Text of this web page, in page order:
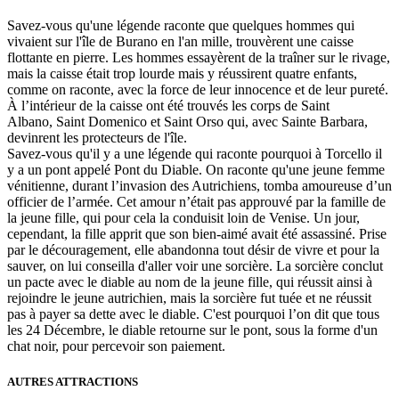
Savez-vous qu'une légende raconte que quelques hommes qui
vivaient sur l'île de Burano en l'an mille, trouvèrent une caisse
flottante en pierre. Les hommes essayèrent de la traîner sur le rivage,
mais la caisse était trop lourde mais y réussirent quatre enfants,
comme on raconte, avec la force de leur innocence et de leur pureté.
À l’intérieur de la caisse ont été trouvés les corps de Saint
Albano, Saint Domenico et Saint Orso qui, avec Sainte Barbara,
devinrent les protecteurs de l'île.
Savez-vous qu'il y a une légende qui raconte pourquoi à Torcello il
y a un pont appelé Pont du Diable. On raconte qu'une jeune femme
vénitienne, durant l’invasion des Autrichiens, tomba amoureuse d’un
officier de l’armée. Cet amour n’était pas approuvé par la famille de
la jeune fille, qui pour cela la conduisit loin de Venise. Un jour,
cependant, la fille apprit que son bien-aimé avait été assassiné. Prise
par le découragement, elle abandonna tout désir de vivre et pour la
sauver, on lui conseilla d'aller voir une sorcière. La sorcière conclut
un pacte avec le diable au nom de la jeune fille, qui réussit ainsi à
rejoindre le jeune autrichien, mais la sorcière fut tuée et ne réussit
pas à payer sa dette avec le diable. C'est pourquoi l’on dit que tous
les 24 Décembre, le diable retourne sur le pont, sous la forme d'un
chat noir, pour percevoir son paiement.
AUTRES ATTRACTIONS